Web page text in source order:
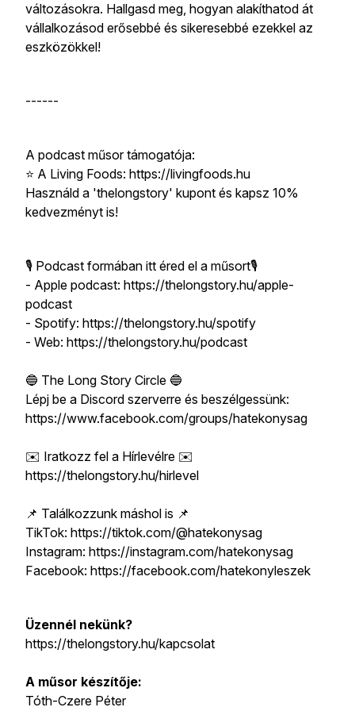
változásokra. Hallgasd meg, hogyan alakíthatod át
vállalkozásod erősebbé és sikeresebbé ezekkel az
eszközökkel!
------
A podcast műsor támogatója:
⭐️ A Living Foods: https://livingfoods.hu
Használd a 'thelongstory' kupont és kapsz 10%
kedvezményt is!
🎙 Podcast formában itt éred el a műsort🎙
- Apple podcast: https://thelongstory.hu/apple-
podcast
- Spotify: https://thelongstory.hu/spotify
- Web: https://thelongstory.hu/podcast
🔵 The Long Story Circle 🔵
Lépj be a Discord szerverre és beszélgessünk:
https://www.facebook.com/groups/hatekonysag
✉️ Iratkozz fel a Hírlevélre ✉️
https://thelongstory.hu/hirlevel
📌 Találkozzunk máshol is 📌
TikTok: https://tiktok.com/@hatekonysag
Instagram: https://instagram.com/hatekonysag
Facebook: https://facebook.com/hatekonyleszek
Üzennél nekünk?
https://thelongstory.hu/kapcsolat
A műsor készítője:
Tóth-Czere Péter